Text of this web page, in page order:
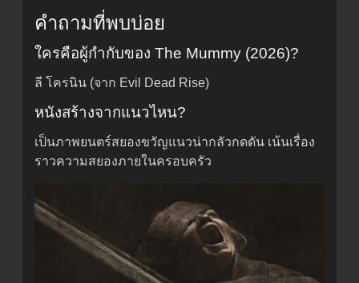
คำถามที่พบบ่อย
ใครคือผู้กำกับของ The Mummy (2026)?
ลี โครนิน (จาก Evil Dead Rise)
หนังสร้างจากแนวไหน?
เป็นภาพยนตร์สยองขวัญแนวน่ากลัวกดดัน เน้นเรื่อง
ราวความสยองภายในครอบครัว